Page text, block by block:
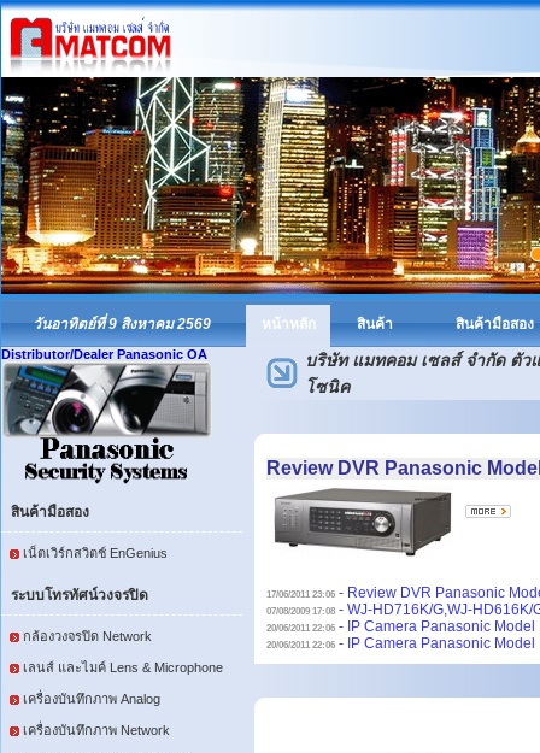
วันอาทิตย์ที่ 9 สิงหาคม 2569 หน้าหลัก สินค้า สินค้ามือสอง
Distributor/Dealer Panasonic OA
สินค้ามือสอง
เน็ตเวิร์กสวิตช์ EnGenius
ระบบโทรทัศน์วงจรปิด
กล้องวงจรปิด Network
เลนส์ และไมค์ Lens & Microphone
เครื่องบันทึกภาพ Analog
เครื่องบันทึกภาพ Network
บริษัท แมทคอม เซลส์ จำกัด ตั
โซนิค
Review DVR Panasonic
17/06/2011 23:06 - Review DVR Panasonic
07/08/2009 17:08 - WJ-HD716K/G,WJ-HD616K/
20/06/2011 22:06 - IP Camera Panasonic Model
20/06/2011 22:06 - IP Camera Panasonic Model